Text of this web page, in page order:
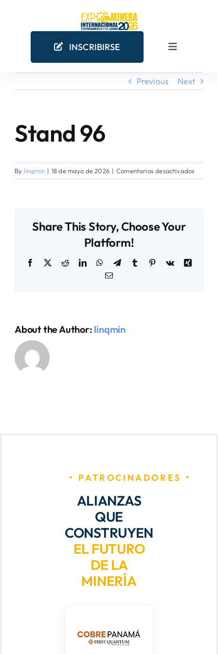
INSCRIBIRSE
Toggle
¿POR QUÉ PARTICIPAR?
AGENDA TÉCNICO-COMERCIAL
Previous Next
Stand 96
By linqmin | 18 de mayo de 2026 | Comentarios desactivados
Stand
Share This Story, Choose Your
Platform!
Facebook
X RedditLinkedInWhatsApp
TelegramTumblr Pinterest
Vk
Xing
Email
About the Author: linqmin
PATROCINADORES
ALIANZAS
QUE
CONSTRUYEN
EL FUTURO
DE LA
MINERÍA